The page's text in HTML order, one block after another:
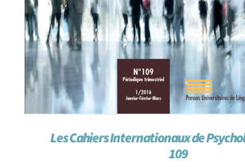
Les Cahiers Internationaux de
109